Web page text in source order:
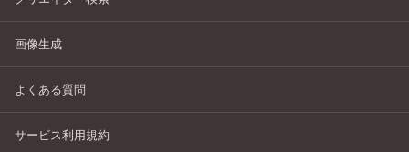
画像生成
よくある質問
サービス利用規約